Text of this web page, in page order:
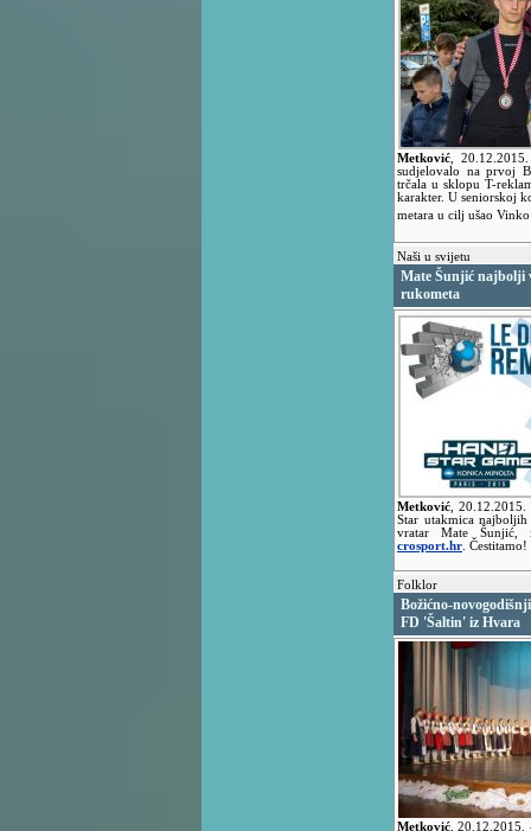
Metković
sudjelovalo na prvoj
trčala u sklopu T-
karakter. U seniorskoj
metara u cilj ušao
Naši u svijetu
Mate Šunjić najbolji
rukometa
Metković 20.12.2015.
Star utakmica
vratar Mate
crosport.hr . Čestitamo!
Folklor
Božićno-
FD 'Šaltin' iz Hvara
Metković ,20.12.2015.